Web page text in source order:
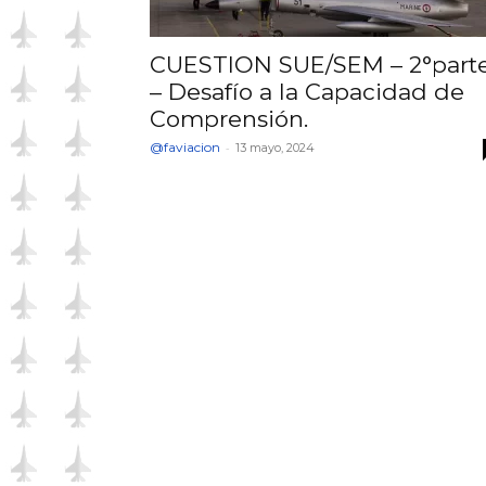
CUESTION SUE/SEM –
– Desafío a la Capacidad de
Comprensión.
@faviacion - 13 mayo, 2024